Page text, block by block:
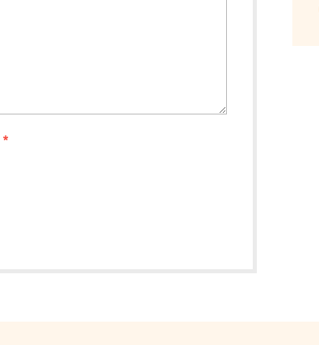
*